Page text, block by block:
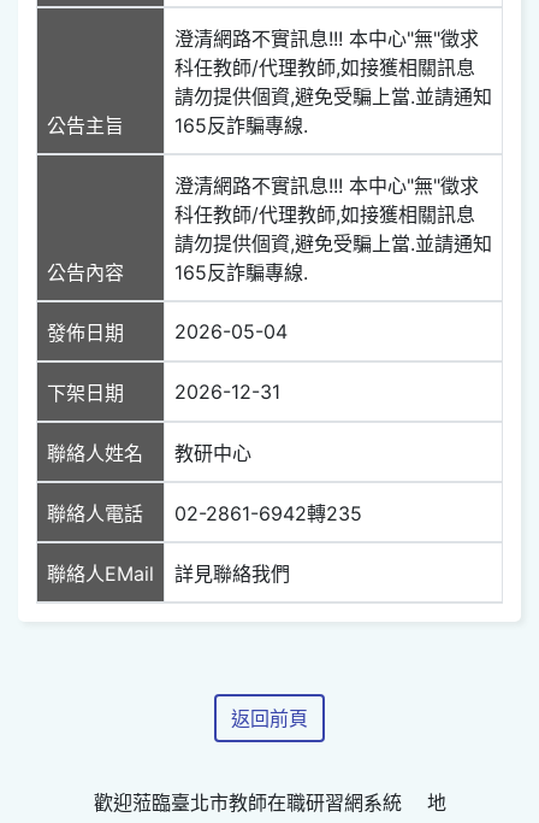
公告主旨
澄清網路不實訊息!!! 本中心"無"徵求
科任教師/代理教師,如接獲相關訊息
請勿提供個資,避免受騙上當.並請通知
165反詐騙專線.
公告內容
澄清網路不實訊息!!! 本中心"無"徵求
科任教師/代理教師,如接獲相關訊息
請勿提供個資,避免受騙上當.並請通知
165反詐騙專線.
發佈日期 2026-05-04
下架日期 2026-12-31
聯絡人姓名 教研中心
聯絡人電話 02-2861-6942轉235
聯絡人EMail 詳見聯絡我們
返回前頁
歡迎蒞臨臺北市教師在職研習網系統 地